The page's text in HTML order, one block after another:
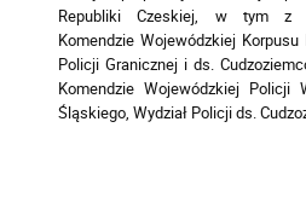
Republiki Czeskiej, w tym z
Komendzie Wojewódzkiej
Policji Granicznej i ds.
Komendzie Wojewódzkiej Policji
Śląskiego, Wydział Policji ds.